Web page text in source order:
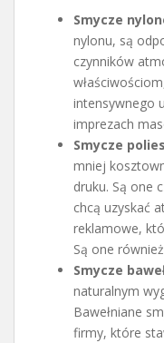
Smycze
nylonu, są
czynników
intensywnego
imprezach
Smycze
mniej
druku. Są one
chcą uzyskać
reklamowe,
Są one
Smycze
naturalnym
Bawełniane
firmy, które